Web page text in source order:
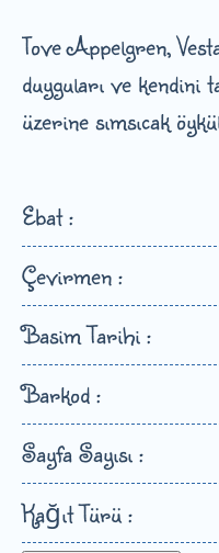
Tove Appelgren,
duyguları ve kendini
üzerine sımsıcak
Ebat :
Çevirmen :
Basim Tarihi :
Barkod :
Sayfa Sayısı :
Kağıt Türü :